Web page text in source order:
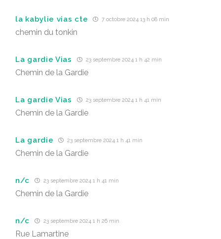
la kabylie vias cte 7 octobre 2024 13 h 08 min
chemin du tonkin
La gardie Vias 23 septembre 2024 1 h 42 min
Chemin de la Gardie
La gardie Vias 23 septembre 2024 1 h 41 min
Chemin de la Gardie
La gardie 23 septembre 2024 1 h 41 min
Chemin de la Gardie
n/c 23 septembre 2024 1 h 41 min
Chemin de la Gardie
n/c 23 septembre 2024 1 h 26 min
Rue Lamartine